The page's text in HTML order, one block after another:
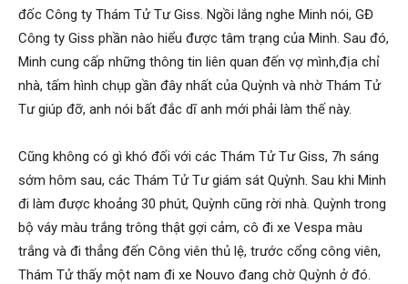
giss
van
đốc Công ty Thám Tử Tư Giss. Ngồi lắng nghe Minh nói, GĐ
Công ty Giss phần nào hiểu được tâm trạng của Minh. Sau đó,
Minh cung cấp những thông tin liên quan đến vợ mình,địa chỉ
nhà, tấm hình chụp gần đây nhất của Quỳnh và nhờ Thám Tử
Tư giúp đỡ, anh nói bất đắc dĩ anh mới phải làm thế này.
Cũng không có gì khó đối với các Thám Tử Tư Giss, 7h sáng
sớm hôm sau, các Thám Tử Tư giám sát Quỳnh. Sau khi Minh
đi làm được khoảng 30 phút, Quỳnh cũng rời nhà. Quỳnh trong
bộ váy màu trắng trông thật gợi cảm, cô đi xe Vespa màu
trắng và đi thẳng đến Công viên thủ lệ, trước cổng công viên,
Thám Tử thấy một nam đi xe Nouvo đang chờ Quỳnh ở đó.